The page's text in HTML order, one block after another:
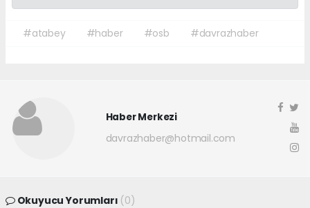
#atabey #haber #osb #davrazhaber
Haber Merkezi
davrazhaber@hotmail.com
Okuyucu Yorumları (0)